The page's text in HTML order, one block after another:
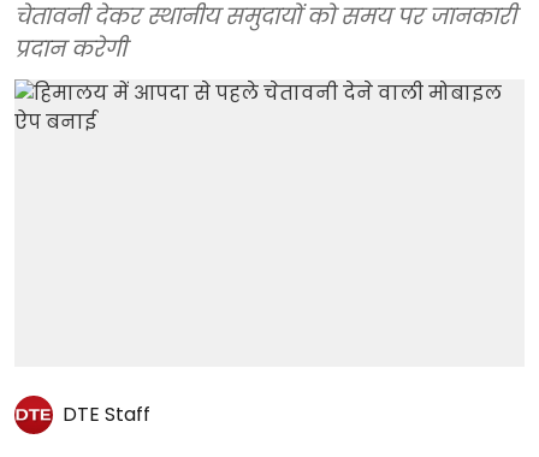
चेतावनी देकर स्थानीय समुदायों को समय पर जानकारी
प्रदान करेगी
DTE Staff